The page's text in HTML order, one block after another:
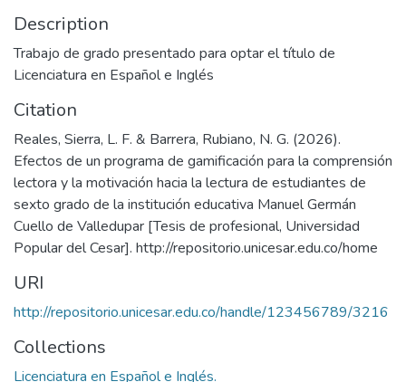
Description
Trabajo de grado presentado para optar el título de
Licenciatura en Español e Inglés
Citation
Reales, Sierra, L. F. & Barrera, Rubiano, N. G. (2026).
Efectos de un programa de gamificación para la comprensión
lectora y la motivación hacia la lectura de estudiantes de
sexto grado de la institución educativa Manuel Germán
Cuello de Valledupar [Tesis de profesional, Universidad
Popular del Cesar]. http://repositorio.unicesar.edu.co/home
URI
http://repositorio.unicesar.edu.co/handle/123456789/3216
Collections
Licenciatura en Español e Inglés.